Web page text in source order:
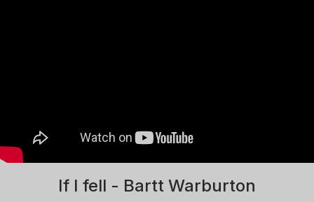
If I fell - Bartt Warburton